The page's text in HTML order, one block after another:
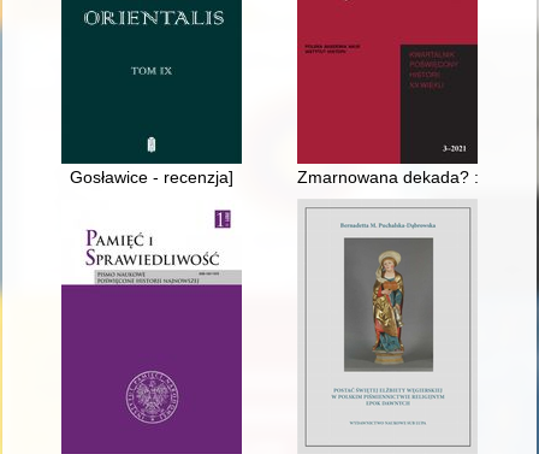
Gosławice - recenzja] Zmarnowana dekada? :